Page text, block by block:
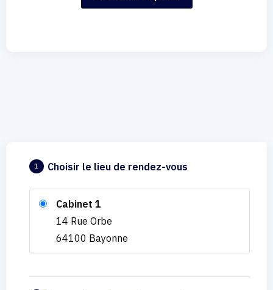
1 Choisir le lieu de rendez-vous
Cabinet 1
14 Rue Orbe
64100 Bayonne